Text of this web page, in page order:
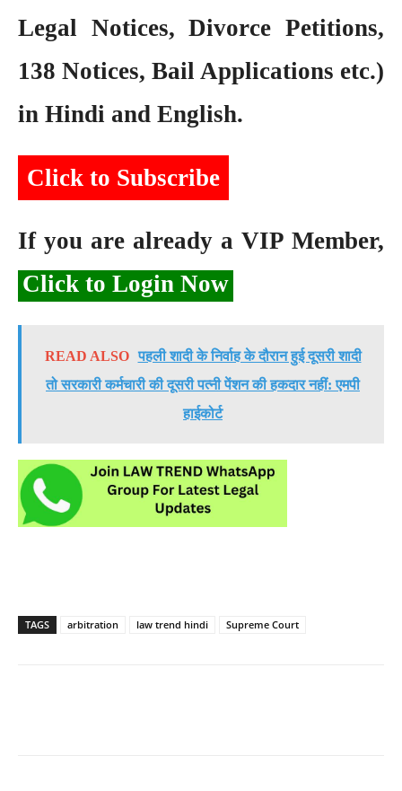
Legal Notices, Divorce Petitions,
138 Notices, Bail Applications etc.)
in Hindi and English.
Click to Subscribe
If you are already a VIP Member,
Click to Login Now
READ ALSO पहली शादी के निर्वाह के दौरान हुई दूसरी शादी
तो सरकारी कर्मचारी की दूसरी पत्नी पेंशन की हकदार नहीं: एमपी
हाईकोर्ट
TAGS arbitration law trend hindi Supreme Court